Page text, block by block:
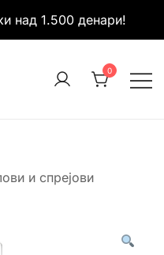
над 1.500 денари!
0
и спрејови